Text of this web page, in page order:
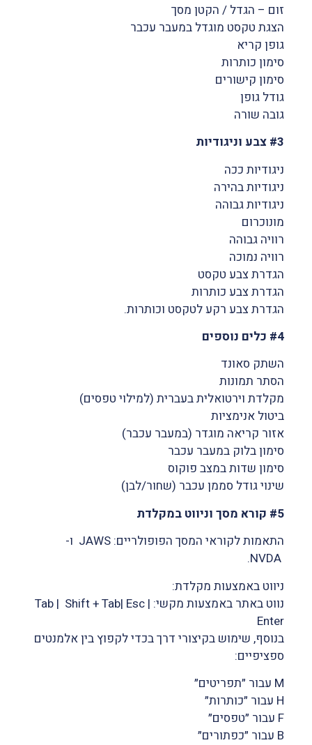
זום – הגדל / הקטן מסך
הצגת טקסט מוגדל במעבר עכבר
גופן קריא
סימון כותרות
סימון קישורים
גודל גופן
גובה שורה
#3 צבע וניגודיות
ניגודיות ככה
ניגודיות בהירה
ניגודיות גבוהה
מונוכרום
רוויה גבוהה
רוויה נמוכה
הגדרת צבע טקסט
הגדרת צבע כותרות
הגדרת צבע רקע לטקסט וכותרות.
#4 כלים נוספים
השתק סאונד
הסתר תמונות
מקלדת וירטואלית בעברית (למילוי טפסים)
ביטול אנימציות
אזור קריאה מוגדר (במעבר עכבר)
סימון בלוק במעבר עכבר
סימון שדות במצב פוקוס
שינוי גודל סממן עכבר (שחור/לבן)
#5 קורא מסך וניווט במקלדת
התאמות לקוראי המסך הפופולריים: JAWS ו-
ניווט באמצעות מקלדת:
נווט באתר באמצעות מקשי: Tab | Shift + Tab| Esc |
Enter
בנוסף, שימוש בקיצורי דרך בכדי לקפוץ בין אלמנטים
ספציפיים:
M עבור ״תפריטים״
H עבור ״כותרות״
F עבור ״טפסים״
B עבור ״כפתורים״